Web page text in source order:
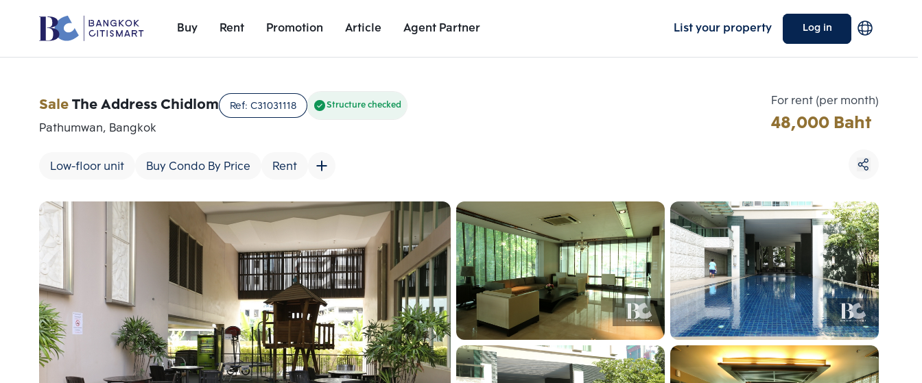
Buy Rent Promotion Article Agent Partner List your property Log in
Unit Details
SaleThe Address Chidlom Ref: C31031118 Structure checked
Pathumwan, Bangkok
Low-floor unit Buy Condo By Price Rent
For rent (per month)
48,000 Baht
Add comparative units
Number 1
Add comparative units
Number 2
Add comparative units
Number 3
Choose comparative unit
Maximum 3 units
Compare
Clear all